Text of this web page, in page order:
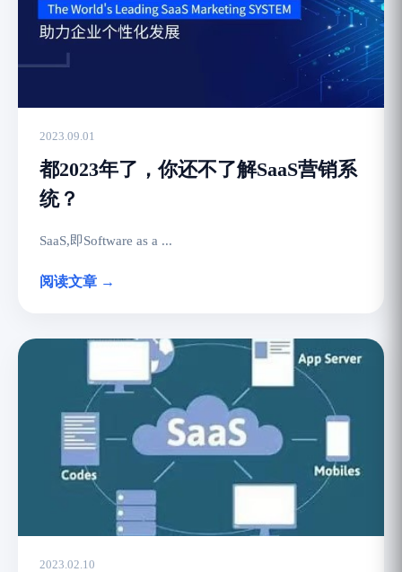
2023.09.01
都2023年了，你还不了解SaaS营销系
统？
SaaS,即Software as a ...
阅读文章 →
2023.02.10